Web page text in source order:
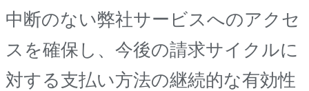
中断のない弊社サービスへのアクセ
スを確保し、今後の請求サイクルに
対する支払い方法の継続的な有効性